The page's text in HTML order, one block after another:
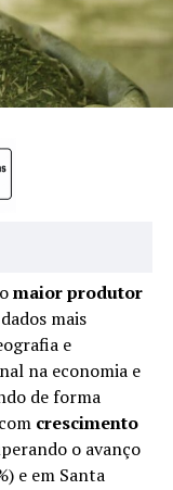
maior produtor
mais
e
na economia e
de forma
crescimento
o avanço
e em Santa